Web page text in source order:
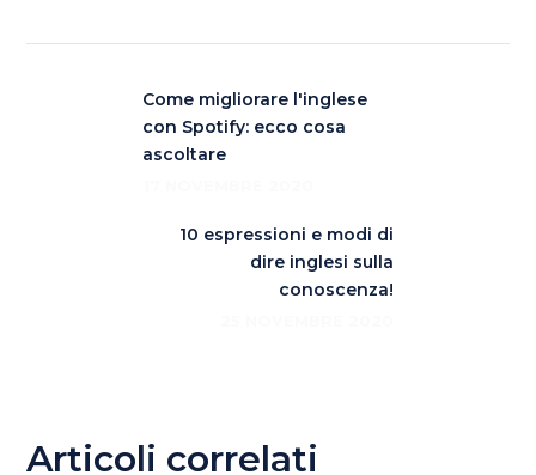
Come migliorare l'inglese
con Spotify: ecco cosa
ascoltare
10 espressioni e modi di
dire inglesi sulla
conoscenza!
Articoli correlati